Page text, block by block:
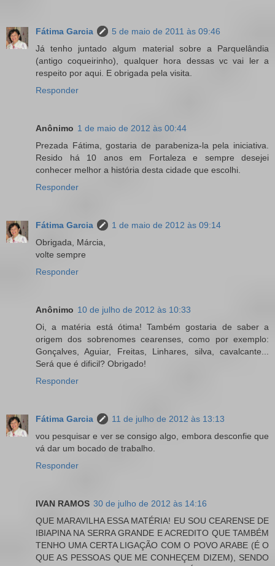
Fátima Garcia
5 de maio de 2011 às 09:46
Já tenho juntado algum material sobre a Parquelândia
(antigo coqueirinho), qualquer hora dessas vc vai ler a
respeito por aqui. E obrigada pela visita.
Responder
Anônimo 1 de maio de 2012 às 00:44
Prezada Fátima, gostaria de parabeniza-la pela iniciativa.
Resido há 10 anos em Fortaleza e sempre desejei
conhecer melhor a história desta cidade que escolhi.
Responder
Fátima Garcia
1 de maio de 2012 às 09:14
Obrigada, Márcia,
volte sempre
Responder
Anônimo 10 de julho de 2012 às 10:33
Oi, a matéria está ótima! Também gostaria de saber a
origem dos sobrenomes cearenses, como por exemplo:
Gonçalves, Aguiar, Freitas, Linhares, silva, cavalcante...
Será que é dificil? Obrigado!
Responder
Fátima Garcia
11 de julho de 2012 às 13:13
vou pesquisar e ver se consigo algo, embora desconfie que
vá dar um bocado de trabalho.
Responder
IVAN RAMOS 30 de julho de 2012 às 14:16
QUE MARAVILHA ESSA MATÉRIA! EU SOU CEARENSE DE
IBIAPINA NA SERRA GRANDE E ACREDITO QUE TAMBÉM
TENHO UMA CERTA LIGAÇÃO COM O POVO ARABE (É O
QUE AS PESSOAS QUE ME CONHEÇEM DIZEM), SENDO